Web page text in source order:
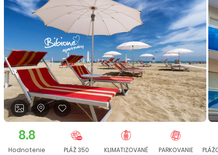
8.8
Hodnotenie
PLÁŽ 350
KLIMATIZOVANÉ
PARKOVANIE